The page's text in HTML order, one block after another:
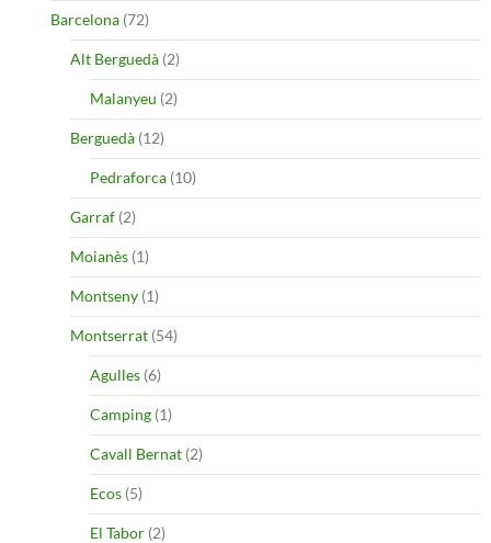
Barcelona (72)
Alt Berguedà (2)
Malanyeu (2)
Berguedà (12)
Pedraforca (10)
Garraf (2)
Moianès (1)
Montseny (1)
Montserrat (54)
Agulles (6)
Camping (1)
Cavall Bernat (2)
Ecos (5)
El Tabor (2)